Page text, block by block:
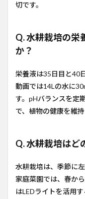
切です。
Q. 水耕栽培の栄
か？
栄養液は35日目と40
動画では14Lの水に
す。pHバランスを定
で、植物の健康を維持
Q. 水耕栽培はど
水耕栽培は、季節に
家庭菜園では、春か
はLEDライトを活用